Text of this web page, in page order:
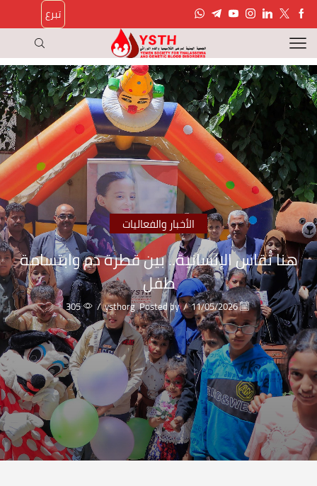
تبرع
الأخبار والفعاليات
هنا تُقاس الإنسانية.. بين قطرة دم وابتسامة
طفل
11/05/2026
/
Posted by
ysthorg
/
305